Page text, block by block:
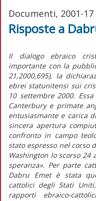
Documenti, 2001-17
Risposte a
Il dialogo ebraico
importante con la
21,2000,695), la
ebrei statunitensi sui
10 settembre 2000.
Canterbury e primate
entusiasmante e carica
sincera apertura
confronto in campo
stato espresso nel corso
Washington lo scorso 24
speranza». Per parte
Dabru Emet è stata
cattolici degli Stati
rapporti ebraico-